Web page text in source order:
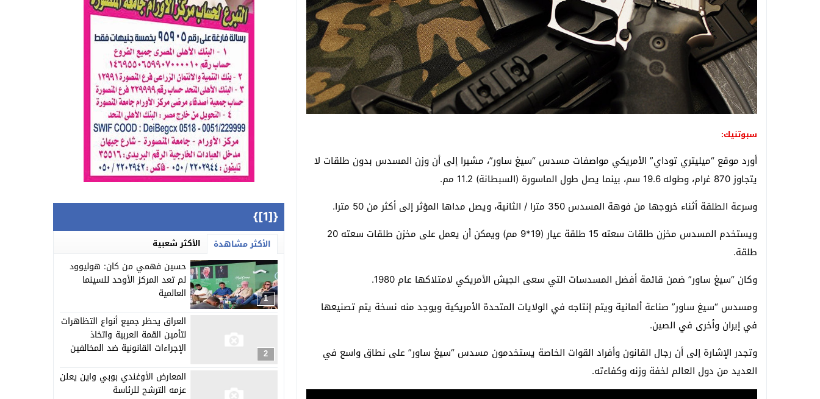
سبوتنيك:
أورد موقع “ميليتري توداي” الأمريكي مواصفات مسدس “سيغ ساور”، مشيرا إلى أن وزن المسدس بدون طلقات لا
يتجاوز 870 غرام، وطوله 19.6 سم، بينما يصل طول الماسورة (السبطانة) 11.2 مم.
وسرعة الطلقة أثناء خروجها من فوهة المسدس 350 مترا / الثانية، ويصل مداها المؤثر إلى أكثر من 50 مترا.
ويستخدم المسدس مخزن طلقات سعته 15 طلقة عيار (19*9 مم) ويمكن أن يعمل على مخزن طلقات سعته 20
طلقة.
وكان “سيغ ساور” ضمن قائمة أفضل المسدسات التي سعى الجيش الأمريكي لامتلاكها عام 1980.
ومسدس “سيغ ساور” صناعة ألمانية ويتم إنتاجه في الولايات المتحدة الأمريكية ويوجد منه نسخة يتم تصنيعها
في إيران وأخرى في الصين.
وتجدر الإشارة إلى أن رجال القانون وأفراد القوات الخاصة يستخدمون مسدس “سيغ ساور” على نطاق واسع في
العديد من دول العالم لخفة وزنه وكفاءته.
{[1]}
الأكثر مشاهدة الأكثر شعبية
1
حسين فهمي من كان: هوليوود
لم تعد المركز الأوحد للسينما
العالمية
2
العراق يحظر جميع أنواع التظاهرات
لتأمين القمة العربية واتخاذ
الإجراءات القانونية ضد المخالفين
المعارض الأوغندي بوبي واين يعلن
عزمه الترشح للرئاسة